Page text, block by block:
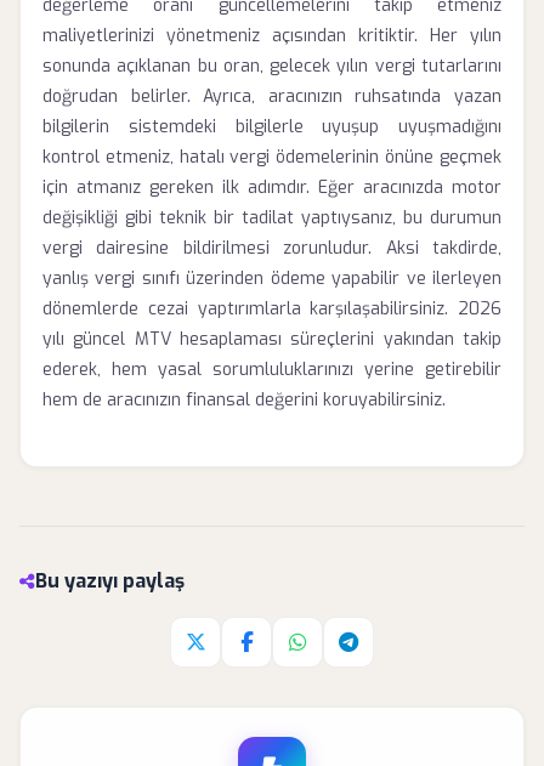
değerleme oranı güncellemelerini takip etmeniz
maliyetlerinizi yönetmeniz açısından kritiktir. Her yılın
sonunda açıklanan bu oran, gelecek yılın vergi tutarlarını
doğrudan belirler. Ayrıca, aracınızın ruhsatında yazan
bilgilerin sistemdeki bilgilerle uyuşup uyuşmadığını
kontrol etmeniz, hatalı vergi ödemelerinin önüne geçmek
için atmanız gereken ilk adımdır. Eğer aracınızda motor
değişikliği gibi teknik bir tadilat yaptıysanız, bu durumun
vergi dairesine bildirilmesi zorunludur. Aksi takdirde,
yanlış vergi sınıfı üzerinden ödeme yapabilir ve ilerleyen
dönemlerde cezai yaptırımlarla karşılaşabilirsiniz. 2026
yılı güncel MTV hesaplaması süreçlerini yakından takip
ederek, hem yasal sorumluluklarınızı yerine getirebilir
hem de aracınızın finansal değerini koruyabilirsiniz.
Bu yazıyı paylaş
Twitter'da paylaş
Facebook'da paylaş
Whatsapp'da paylaş
Telegram'da paylaş